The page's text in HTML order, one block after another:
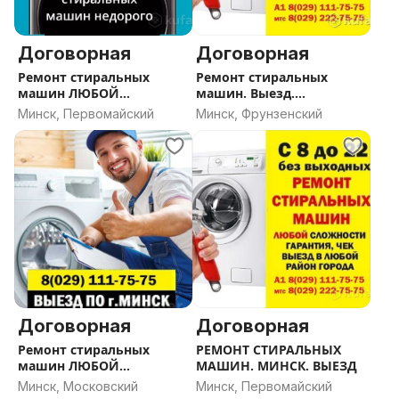
• Не открывается люк
• Течет, протекает во время стирки
• Не греет воду, бьется током
• Гремит, прыгает, течет, скрипит
• Запах гари от стиральной машины
и многое др.
====================================
ВЫПОЛНЯЕМ СЛЕДУЮЩИЕ РАБОТЫ:
- замена нагревательного элемента (ТЭНа)
- устранение течи
- замена насоса
- ремонт двигателя
- замена подшипников
- ремонт двигателя
- замена уплотнительной резины - манжеты люка
- замена замка двери, люка
- замена трубок, патрубков, стекол, ручек, шлангов,
клапанов, датчиков температуры, датчиков уровня
Договорная
Ремонт стиральных
машин ЛЮБОЙ
сложности и моделей
Минск, Первомайский
Договорная
Ремонт стиральных
машин. Выезд.
Гарантия.Минск.
Минск, Фрунзенский
Договорная
Ремонт стиральных
машин ЛЮБОЙ
сложности и моделей
Минск, Московский
Договорная
РЕМОНТ СТИРАЛЬНЫХ
МАШИН. МИНСК. ВЫЕЗД
Минск, Первомайский